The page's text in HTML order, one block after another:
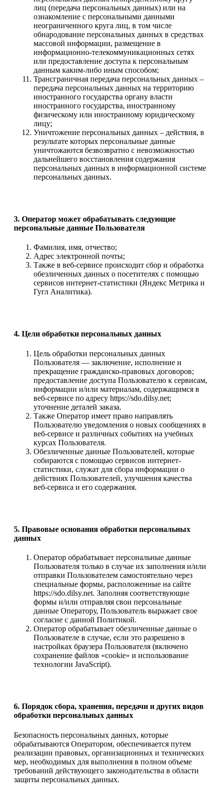
лиц (передача персональных данных) или на
ознакомление с персональными данными
неограниченного круга лиц, в том числе
обнародование персональных данных в средствах
массовой информации, размещение в
информационно-телекоммуникационных сетях
или предоставление доступа к персональным
данным каким-либо иным способом;
Трансграничная передача персональных данных –
передача персональных данных на территорию
иностранного государства органу власти
иностранного государства, иностранному
физическому или иностранному юридическому
лицу;
Уничтожение персональных данных – действия, в
результате которых персональные данные
уничтожаются безвозвратно с невозможностью
дальнейшего восстановления содержания
персональных данных в информационной системе
персональных данных.
3. Оператор может обрабатывать следующие
персональные данные Пользователя
Фамилия, имя, отчество;
Адрес электронной почты;
Также в веб-сервисе происходит сбор и обработка
обезличенных данных о посетителях с помощью
сервисов интернет-статистики (Яндекс Метрика и
Гугл Аналитика).
4. Цели обработки персональных данных
Цель обработки персональных данных
Пользователя — заключение, исполнение и
прекращение гражданско-правовых договоров;
предоставление доступа Пользователю к сервисам,
информации и/или материалам, содержащимся в
веб-сервисе по адресу https://sdo.dilsy.net;
уточнение деталей заказа.
Также Оператор имеет право направлять
Пользователю уведомления о новых сообщениях в
веб-сервисе и различных событиях на учебных
курсах Пользователя.
Обезличенные данные Пользователей, которые
собираются с помощью сервисов интернет-
статистики, служат для сбора информации о
действиях Пользователей, улучшения качества
веб-сервиса и его содержания.
5. Правовые основания обработки персональных
данных
Оператор обрабатывает персональные данные
Пользователя только в случае их заполнения и/или
отправки Пользователем самостоятельно через
специальные формы, расположенные на сайте
https://sdo.dilsy.net. Заполняя соответствующие
формы и/или отправляя свои персональные
данные Оператору, Пользователь выражает свое
согласие с данной Политикой.
Оператор обрабатывает обезличенные данные о
Пользователе в случае, если это разрешено в
настройках браузера Пользователя (включено
сохранение файлов «cookie» и использование
технологии JavaScript).
6. Порядок сбора, хранения, передачи и других видов
обработки персональных данных
Безопасность персональных данных, которые
обрабатываются Оператором, обеспечивается путем
реализации правовых, организационных и технических
мер, необходимых для выполнения в полном объеме
требований действующего законодательства в области
защиты персональных данных.